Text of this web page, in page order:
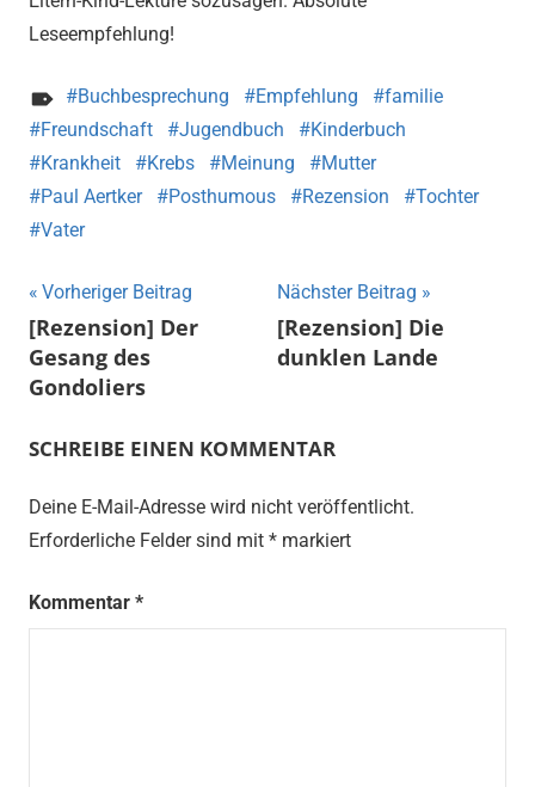
Leseempfehlung!
Buchbesprechung Empfehlung
familie
Freundschaft
Jugendbuch
Kinderbuch
Krankheit
Krebs Meinung
Mutter
Paul Aertker
Posthumous Rezension
Tochter
Vater
Beitragsnavigation
Vorheriger Beitrag
[Rezension] Der
Gesang des
Gondoliers
Nächster Beitrag
[Rezension] Die
dunklen Lande
SCHREIBE EINEN KOMMENTAR
Deine E-Mail-Adresse wird nicht veröffentlicht.
Erforderliche Felder sind mit * markiert
Kommentar *